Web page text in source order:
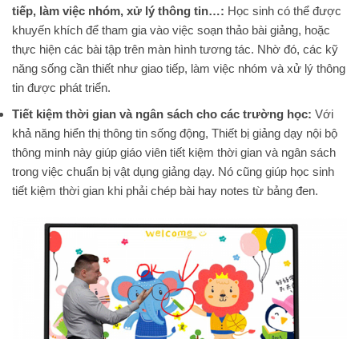
tiếp, làm việc nhóm, xử lý thông tin…: Học sinh có thể được
khuyến khích để tham gia vào việc soạn thảo bài giảng, hoặc
thực hiện các bài tập trên màn hình tương tác. Nhờ đó, các kỹ
năng sống cần thiết như giao tiếp, làm việc nhóm và xử lý thông
tin được phát triển.
Tiết kiệm thời gian và ngân sách cho các trường học: Với
khả năng hiển thị thông tin sống động, Thiết bị giảng dạy nội bộ
thông minh này giúp giáo viên tiết kiệm thời gian và ngân sách
trong việc chuẩn bị vật dụng giảng dạy. Nó cũng giúp học sinh
tiết kiệm thời gian khi phải chép bài hay notes từ bảng đen.